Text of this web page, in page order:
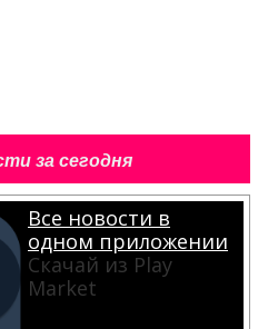
за сегодня
Все новости в
одном приложении
Скачай из Play
Market